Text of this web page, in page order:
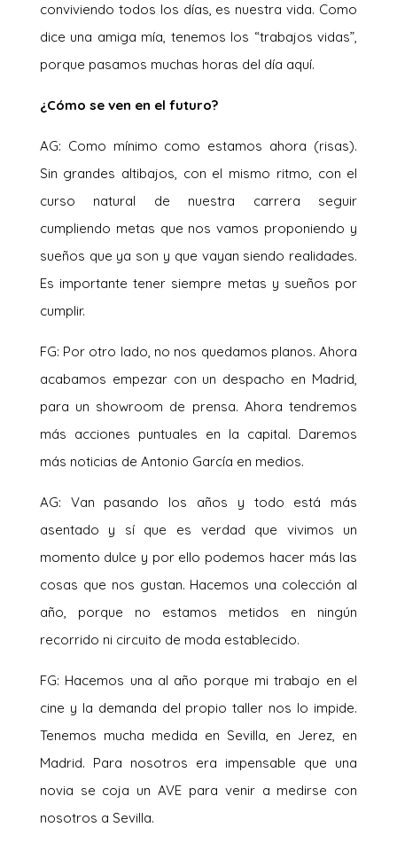
conviviendo todos los días, es nuestra vida. Como
dice una amiga mía, tenemos los “trabajos vidas”,
porque pasamos muchas horas del día aquí.
¿Cómo se ven en el futuro?
AG: Como mínimo como estamos ahora (risas).
Sin grandes altibajos, con el mismo ritmo, con el
curso natural de nuestra carrera seguir
cumpliendo metas que nos vamos proponiendo y
sueños que ya son y que vayan siendo realidades.
Es importante tener siempre metas y sueños por
cumplir.
FG: Por otro lado, no nos quedamos planos. Ahora
acabamos empezar con un despacho en Madrid,
para un showroom de prensa. Ahora tendremos
más acciones puntuales en la capital. Daremos
más noticias de Antonio García en medios.
AG: Van pasando los años y todo está más
asentado y sí que es verdad que vivimos un
momento dulce y por ello podemos hacer más las
cosas que nos gustan. Hacemos una colección al
año, porque no estamos metidos en ningún
recorrido ni circuito de moda establecido.
FG: Hacemos una al año porque mi trabajo en el
cine y la demanda del propio taller nos lo impide.
Tenemos mucha medida en Sevilla, en Jerez, en
Madrid. Para nosotros era impensable que una
novia se coja un AVE para venir a medirse con
nosotros a Sevilla.